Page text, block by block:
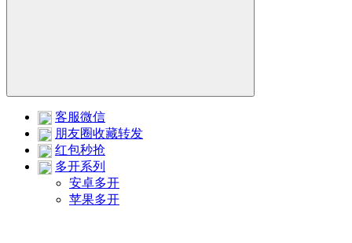
客服微信
朋友圈收藏转发
红包秒抢
多开系列
安卓多开
苹果多开